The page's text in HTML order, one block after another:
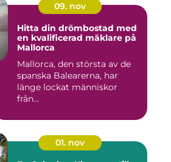
09. nov
Hitta din drömbostad med
en kvalificerad mäklare på
Mallorca
Mallorca, den största av de
spanska Balearerna, har
länge lockat människor
från...
01. nov